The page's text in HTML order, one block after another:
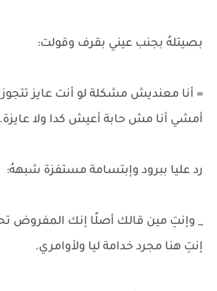
بصيتلهُ بجنب عيني بقرف وقولت:
= أنا معنديش مشكلة لو أنت عايز
أمشي أنا مش حابة أعيش كدا ولا عايزة.
رد عليا ببرود وإبتسامة مستفزة شبههُ:
_ وإنتِ مين قالك أصلًا إنك المفروض
إنتِ هنا مجرد خدامة ليا ولأوامري.